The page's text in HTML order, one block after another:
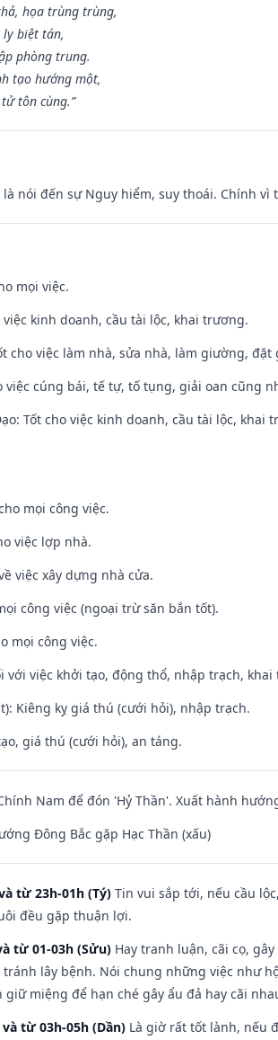
họa trùng trùng,
biệt tán,
phòng trung.
tạo hướng một,
tôn cùng.”
là nói đến sự Nguy hiểm, suy thoái. Chính
mọi việc.
việc kinh doanh, cầu tài lộc, khai trương.
cho việc làm nhà, sửa nhà, làm giường, đặt
việc cúng bái, tế tự, tố tụng, giải oan cũng
Tốt cho việc kinh doanh, cầu tài lộc, khai
mọi công việc.
việc lợp nhà.
việc xây dựng nhà cửa.
công việc (ngoại trừ săn bắn tốt).
mọi công việc.
với việc khởi tạo, động thổ, nhập trạch,
Kiêng kỵ giá thú (cưới hỏi), nhập trạch.
giá thú (cưới hỏi), an táng.
Nam để đón 'Hỷ Thần'. Xuất hành
Đông Bắc gặp Hạc Thần (xấu)
từ 23h-01h (Tý) Tin vui sắp tới, nếu cầu
đều gặp thuận lợi.
từ 01-03h (Sửu) Hay tranh luận, cãi cọ,
lây bệnh. Nói chung những việc như
giữ miệng để hạn ché gây ẩu đả hay cãi
từ 03h-05h (Dần) Là giờ rất tốt lành, nếu